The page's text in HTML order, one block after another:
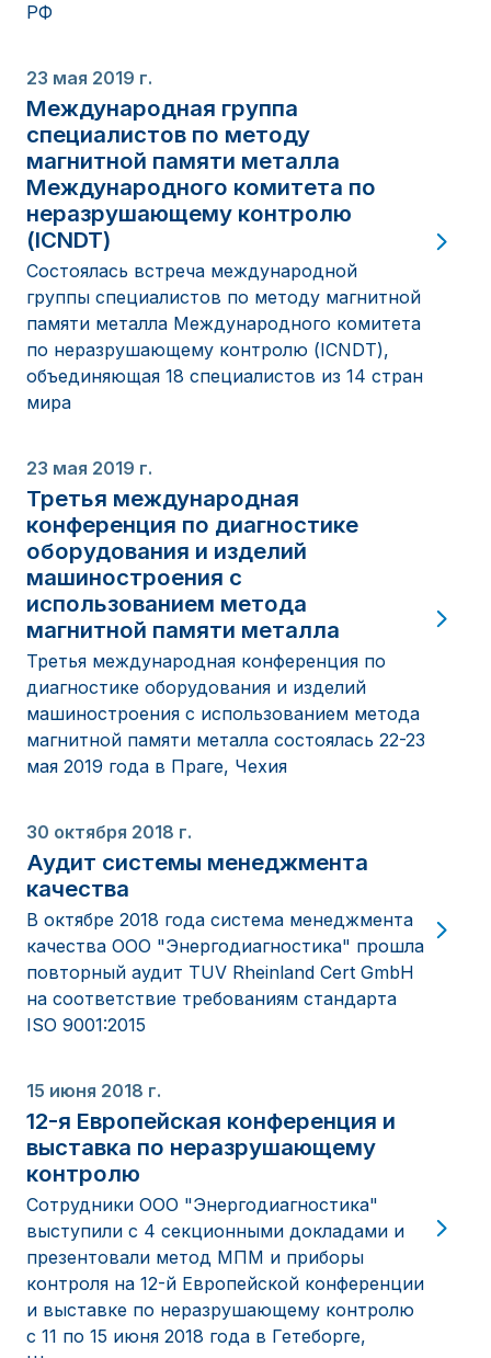
РФ
23 мая 2019 г.
Международная группа
специалистов по методу
магнитной памяти металла
Международного комитета по
неразрушающему контролю
(ICNDT)
Состоялась встреча международной
группы специалистов по методу магнитной
памяти металла Международного комитета
по неразрушающему контролю (ICNDT),
объединяющая 18 специалистов из 14 стран
мира
23 мая 2019 г.
Третья международная
конференция по диагностике
оборудования и изделий
машиностроения с
использованием метода
магнитной памяти металла
Третья международная конференция по
диагностике оборудования и изделий
машиностроения с использованием метода
магнитной памяти металла состоялась 22-23
мая 2019 года в Праге, Чехия
30 октября 2018 г.
Аудит системы менеджмента
качества
В октябре 2018 года система менеджмента
качества ООО "Энергодиагностика" прошла
повторный аудит TUV Rheinland Cert GmbH
на соответствие требованиям стандарта
ISO 9001:2015
15 июня 2018 г.
12-я Европейская конференция и
выставка по неразрушающему
контролю
Сотрудники ООО "Энергодиагностика"
выступили с 4 секционными докладами и
презентовали метод МПМ и приборы
контроля на 12-й Европейской конференции
и выставке по неразрушающему контролю
с 11 по 15 июня 2018 года в Гетеборге,